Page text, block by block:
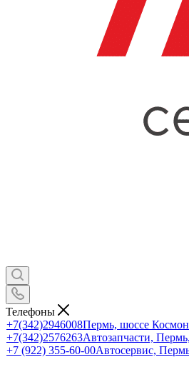
Телефоны
+7(342)2946008Пермь, шоссе
+7(342)2576263Автозапчасти,
+7 (922) 355-60-00Автосервис,